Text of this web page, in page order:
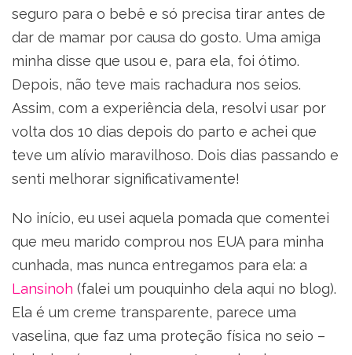
seguro para o bebê e só precisa tirar antes de
dar de mamar por causa do gosto. Uma amiga
minha disse que usou e, para ela, foi ótimo.
Depois, não teve mais rachadura nos seios.
Assim, com a experiência dela, resolvi usar por
volta dos 10 dias depois do parto e achei que
teve um alívio maravilhoso. Dois dias passando e
senti melhorar significativamente!
No início, eu usei aquela pomada que comentei
que meu marido comprou nos EUA para minha
cunhada, mas nunca entregamos para ela: a
Lansinoh (falei um pouquinho dela aqui no blog).
Ela é um creme transparente, parece uma
vaselina, que faz uma proteção física no seio –